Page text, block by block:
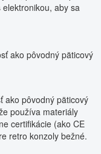
aby sa
ako pôvodný päticový
ako pôvodný päticový
používa materiály
certifikácie (ako CE
retro konzoly bežné.